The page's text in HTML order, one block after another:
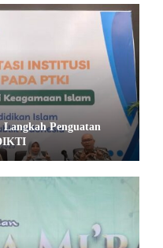
Penguatan